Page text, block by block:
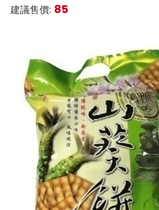
建議售價: 85